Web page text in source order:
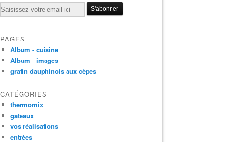
Email
PAGES
Album - cuisine
Album - images
gratin dauphinois aux cèpes
CATÉGORIES
thermomix
gateaux
vos réalisations
entrées